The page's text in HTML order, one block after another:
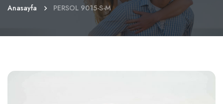
Anasayfa PERSOL 9015-S-M